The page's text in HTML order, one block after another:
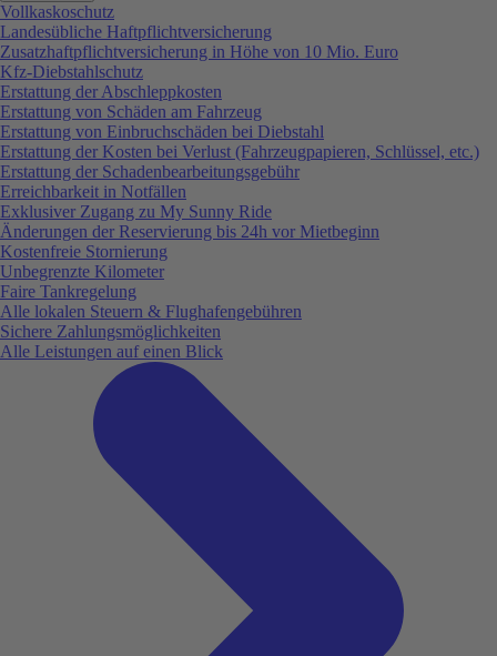
Vollkaskoschutz
Landesübliche Haftpflichtversicherung
Zusatzhaftpflichtversicherung in Höhe von 10 Mio. Euro
Kfz-Diebstahlschutz
Erstattung der Abschleppkosten
Erstattung von Schäden am Fahrzeug
Erstattung von Einbruchschäden bei Diebstahl
Erstattung der Kosten bei Verlust (Fahrzeugpapieren, Schlüssel, etc.)
Erstattung der Schadenbearbeitungsgebühr
Erreichbarkeit in Notfällen
Exklusiver Zugang zu My Sunny Ride
Änderungen der Reservierung bis 24h vor Mietbeginn
Kostenfreie Stornierung
Unbegrenzte Kilometer
Faire Tankregelung
Alle lokalen Steuern & Flughafengebühren
Sichere Zahlungsmöglichkeiten
Alle Leistungen auf einen Blick